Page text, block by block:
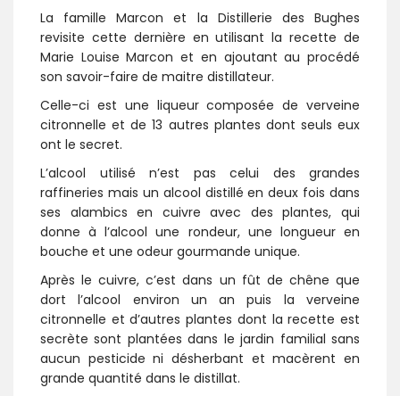
La famille Marcon et la Distillerie des Bughes
revisite cette dernière en utilisant la recette de
Marie Louise Marcon et en ajoutant au procédé
son savoir-faire de maitre distillateur.
Celle-ci est une liqueur composée de verveine
citronnelle et de 13 autres plantes dont seuls eux
ont le secret.
L’alcool utilisé n’est pas celui des grandes
raffineries mais un alcool distillé en deux fois dans
ses alambics en cuivre avec des plantes, qui
donne à l’alcool une rondeur, une longueur en
bouche et une odeur gourmande unique.
Après le cuivre, c’est dans un fût de chêne que
dort l’alcool environ un an puis la verveine
citronnelle et d’autres plantes dont la recette est
secrète sont plantées dans le jardin familial sans
aucun pesticide ni désherbant et macèrent en
grande quantité dans le distillat.